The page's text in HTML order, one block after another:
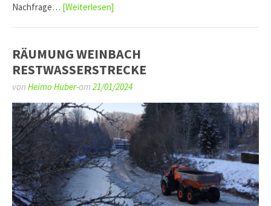
Nachfrage… [Weiterlesen]
RÄUMUNG WEINBACH
RESTWASSERSTRECKE
von Heimo Huber-am 21/01/2024